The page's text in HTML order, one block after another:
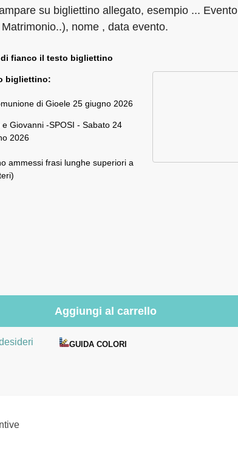
su bigliettino allegato, esempio ... Evento
nome , data evento.
di fianco il testo bigliettino
bigliettino:
di Gioele 25 giugno 2026
e Giovanni -SPOSI - Sabato 24
2026
ammessi frasi lunghe superiori a
Aggiungi al carrello
GUIDA COLORI